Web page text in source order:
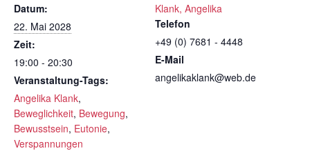
Datum:
22. Mai 2028
Zeit:
19:00 - 20:30
Veranstaltung-Tags:
Angelika Klank,
Beweglichkeit, Bewegung,
Bewusstsein, Eutonie,
Verspannungen
Klank, Angelika
Telefon
+49 (0) 7681 - 4448
E-Mail
angelikaklank@web.de